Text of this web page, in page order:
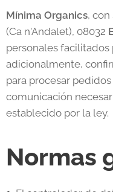
Mínima Organics,
(Ca n'Andalet), 08032
personales facilitados
adicionalmente,
para procesar
comunicación
establecido por la ley.
Normas